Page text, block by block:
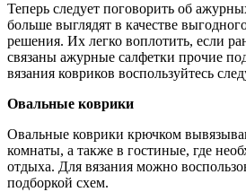
Теперь следует поговорить об
больше выглядят в качестве
решения. Их легко воплотить, если
связаны ажурные салфетки прочие
вязания ковриков воспользуйтесь
Овальные коврики
Овальные коврики крючком
комнаты, а также в гостиные, где
отдыха. Для вязания можно
подборкой схем.